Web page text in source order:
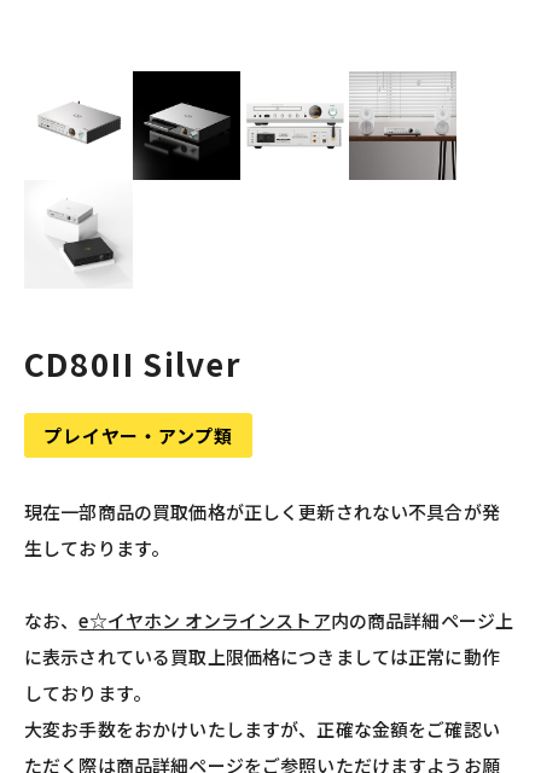
CD80II Silver
プレイヤー・アンプ類
現在一部商品の買取価格が正しく更新されない不具合が発
生しております。
なお、e☆イヤホン オンラインストア内の商品詳細ページ上
に表示されている買取上限価格につきましては正常に動作
しております。
大変お手数をおかけいたしますが、正確な金額をご確認い
ただく際は商品詳細ページをご参照いただけますようお願